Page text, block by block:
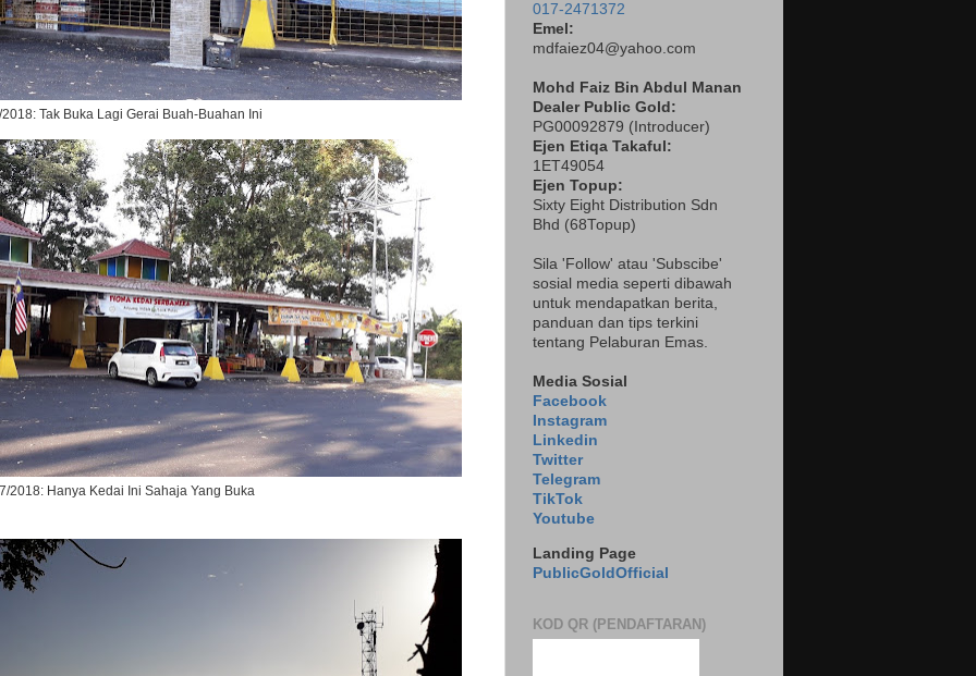
Tak Buka Lagi Gerai Buah-Buahan Ini
2018: Hanya Kedai Ini Sahaja Yang Buka
017-2471372
Emel:
mdfaiez04@yahoo.com
Mohd Faiz Bin Abdul Manan
Dealer Public Gold:
PG00092879 ( Introducer)
Ejen Etiqa Takaful:
1ET49054
Ejen Topup:
Sixty Eight Distribution Sdn
Bhd (68Topup)
Sila 'Follow' atau 'Subscibe'
sosial media seperti dibawah
untuk mendapatkan berita,
panduan dan tips terkini
tentang Pelaburan Emas.
Media Sosial
Facebook
Instagram
Linkedin
Twitter
Telegram
TikTok
Youtube
Landing Page
PublicGoldOfficial
KOD QR (PENDAFTARAN)